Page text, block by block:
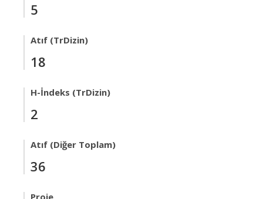
5
Atıf (TrDizin)
18
H-İndeks (TrDizin)
2
Atıf (Diğer Toplam)
36
Proje